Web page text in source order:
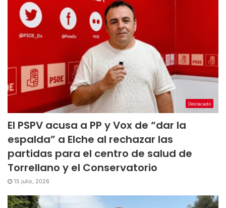
Destacado
El PSPV acusa a PP y Vox de “dar la
espalda” a Elche al rechazar las
partidas para el centro de salud de
Torrellano y el Conservatorio
15 julio, 2026